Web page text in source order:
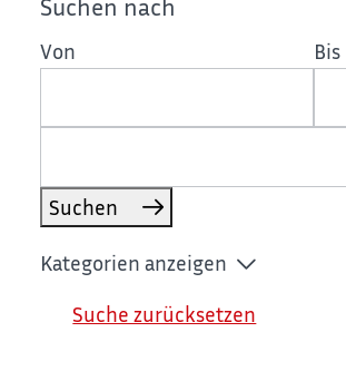
Suchen nach
Von Bis
Suchen
Kategorien anzeigen
Suche zurücksetzen